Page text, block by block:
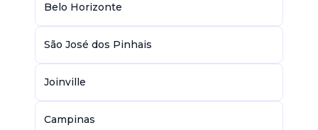
Belo Horizonte
São José dos Pinhais
Joinville
Campinas